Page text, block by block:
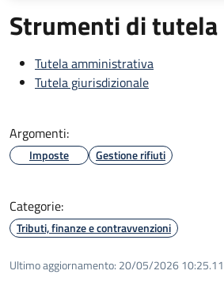
Strumenti di tutela
Tutela amministrativa
Tutela giurisdizionale
Argomenti:
Imposte Gestione rifiuti
Categorie:
Tributi, finanze e contravvenzioni
Ultimo aggiornamento: 20/05/2026 10:25.11